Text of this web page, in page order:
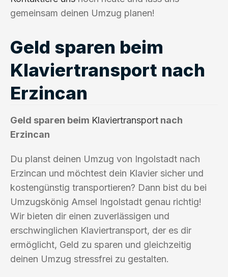
gemeinsam deinen Umzug planen!
Geld sparen beim
Klaviertransport nach
Erzincan
Geld sparen beim Klaviertransport nach
Erzincan
Du planst deinen Umzug von Ingolstadt nach
Erzincan und möchtest dein Klavier sicher und
kostengünstig transportieren? Dann bist du bei
Umzugskönig Amsel Ingolstadt genau richtig!
Wir bieten dir einen zuverlässigen und
erschwinglichen Klaviertransport, der es dir
ermöglicht, Geld zu sparen und gleichzeitig
deinen Umzug stressfrei zu gestalten.